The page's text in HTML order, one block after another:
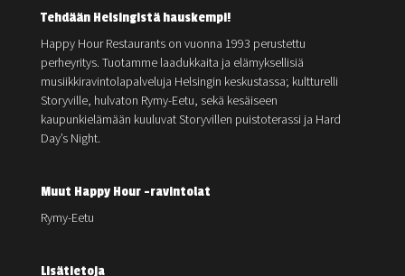
Tehdään Helsingistä hauskempi!
Happy Hour Restaurants on vuonna 1993 perustettu
perheyritys. Tuotamme laadukkaita ja elämyksellisiä
musiikkiravintolapalveluja Helsingin keskustassa; kultturelli
Storyville, hulvaton Rymy-Eetu, sekä kesäiseen
kaupunkielämään kuuluvat Storyvillen puistoterassi ja Hard
Day’s Night.
Muut Happy Hour -ravintolat
Rymy-Eetu
Lisätietoja